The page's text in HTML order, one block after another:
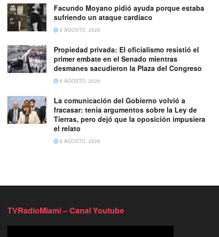
Facundo Moyano pidió ayuda porque estaba
sufriendo un ataque cardíaco
6 AGOSTO, 2026
Propiedad privada: El oficialismo resistió el
primer embate en el Senado mientras
desmanes sacudieron la Plaza del Congreso
6 AGOSTO, 2026
La comunicación del Gobierno volvió a
fracasar: tenía argumentos sobre la Ley de
Tierras, pero dejó que la oposición impusiera
el relato
6 AGOSTO, 2026
TVRadioMiami – Canal Youtube